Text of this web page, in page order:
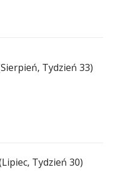
Tydzień 33)
Tydzień 30)